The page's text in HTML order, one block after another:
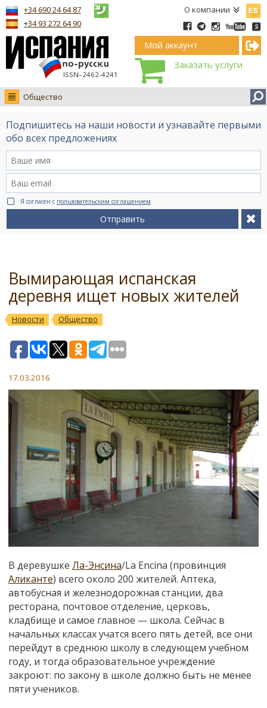
О компании
ISSN–2462-4241
+34 690 24 64 87
+34 93 272 64 90
Мой аккаунт
Заказать услуги
Общество
Новости
Интервью
Видео Ruso.TV
BCN life
Сервис на немецком
Подпишитесь на наши новости и узнавайте первыми
обо всех предложениях
Я согласен с пользовательским соглашением
Отправить
Вымирающая испанская
деревня ищет новых жителей
Новости Общество
17.03.2016
В деревушке Ла-Энсина/La Encina (провинция
Аликанте) всего около 200 жителей. Аптека,
автобусная и железнодорожная станции, два
ресторана, почтовое отделение, церковь,
кладбище и самое главное — школа. Сейчас в
начальных классах учатся всего пять детей, все они
перейдут в среднюю школу в следующем учебном
году, и тогда образовательное учреждение
закроют: по закону в школе должно быть не менее
пяти учеников.